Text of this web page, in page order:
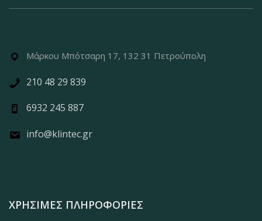
Μάρκου Μπότσαρη 17, 132 31 Πετρούπολη
210 48 29 839
6932 245 887
info@klintec.gr
ΧΡΉΣΙΜΕΣ ΠΛΗΡΟΦΟΡΊΕΣ